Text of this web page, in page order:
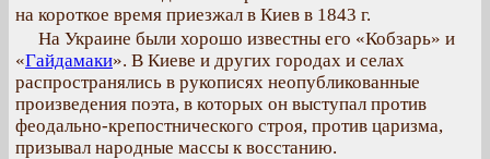
на короткое время приезжал в Киев в 1843 г.
На Украине были хорошо известны его «Кобзарь» и
«Гайдамаки». В Киеве и других городах и селах
распространялись в рукописях неопубликованные
произведения поэта, в которых он выступал против
феодально-крепостнического строя, против царизма,
призывал народные массы к восстанию.